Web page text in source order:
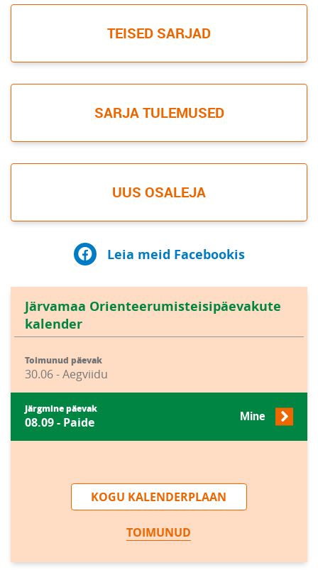
TEISED SARJAD
SARJA TULEMUSED
UUS OSALEJA
Leia meid Facebookis
Järvamaa Orienteerumisteisipäevakute
kalender
Toimunud päevak
30.06 - Aegviidu
Järgmine päevak
08.09 - Paide Mine
KOGU KALENDERPLAAN
TOIMUNUD